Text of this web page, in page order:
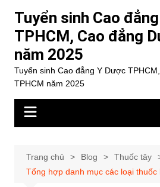
dung
Tuyển sinh Cao
TPHCM, Cao đẳng
năm 2025
Tuyển sinh Cao đẳng Y Dược
TPHCM năm 2025
Trang chủ Blog
Thuốc tây
Tổng hợp danh mục các loại thuốc